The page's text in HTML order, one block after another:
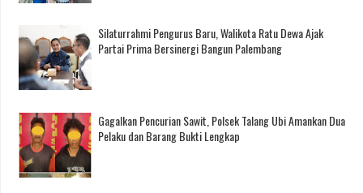
Silaturrahmi Pengurus Baru, Walikota Ratu Dewa Ajak
Partai Prima Bersinergi Bangun Palembang
Gagalkan Pencurian Sawit, Polsek Talang Ubi Amankan Dua
Pelaku dan Barang Bukti Lengkap